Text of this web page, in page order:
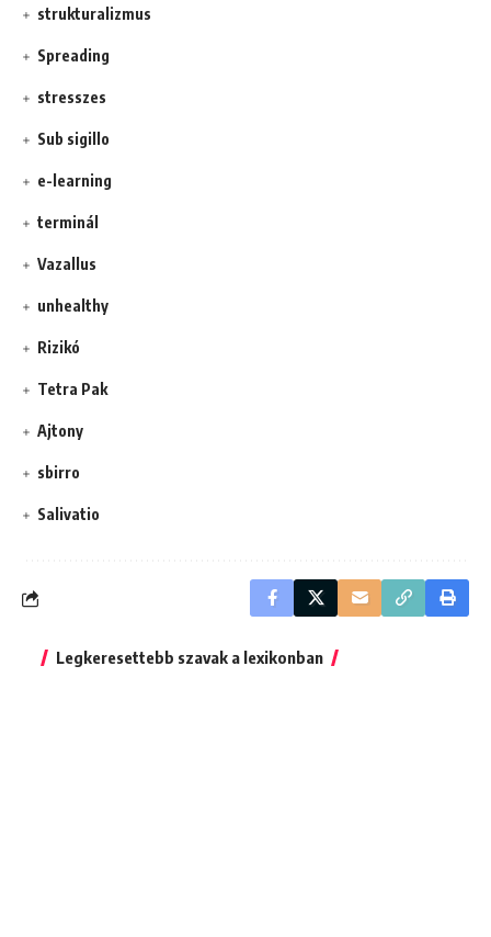
strukturalizmus
Spreading
stresszes
Sub sigillo
e-learning
terminál
Vazallus
unhealthy
Rizikó
Tetra Pak
Ajtony
sbirro
Salivatio
Legkeresettebb szavak a lexikonban